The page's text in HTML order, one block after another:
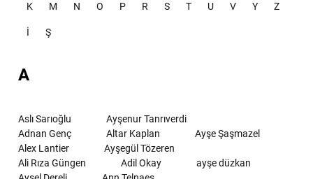
K M N O P R S T U V Y Z
İ Ş
A
Aslı Sarıoğlu
Ayşenur Tanrıverdi
Adnan Genç
Altar Kaplan
Ayşe Şaşmazel
Alex Lantier
Ayşegül Tözeren
Ali Rıza Güngen
Adil Okay
ayşe düzkan